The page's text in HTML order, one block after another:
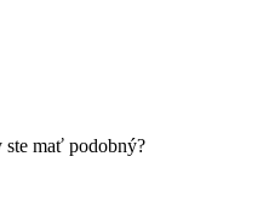
ste mať podobný?